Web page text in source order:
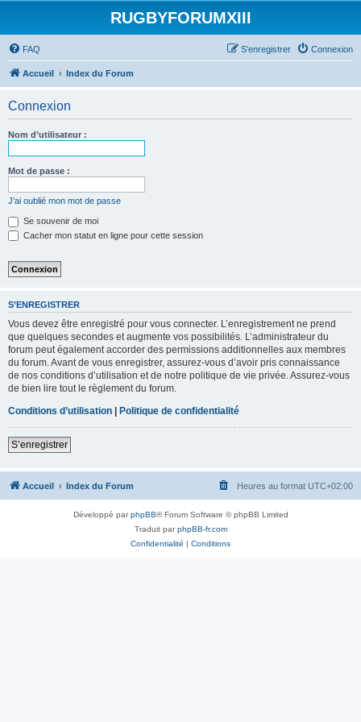
RUGBYFORUMXIII
FAQ Connexion
S’enregistrer
Accueil Index du Forum
Connexion
Nom d’utilisateur :
Mot de passe :
J’ai oublié mon mot de passe
Se souvenir de moi
Cacher mon statut en ligne pour cette session
S’ENREGISTRER
Vous devez être enregistré pour vous connecter. L’enregistrement ne prend
que quelques secondes et augmente vos possibilités. L’administrateur du
forum peut également accorder des permissions additionnelles aux membres
du forum. Avant de vous enregistrer, assurez-vous d’avoir pris connaissance
de nos conditions d’utilisation et de notre politique de vie privée. Assurez-vous
de bien lire tout le règlement du forum.
Conditions d’utilisation | Politique de confidentialité
S’enregistrer
Accueil Index du Forum Heures au format UTC+02:00
Développé parphpBB® Forum Software © phpBB Limited
Traduit parphpBB-fr.com
Confidentialité | Conditions